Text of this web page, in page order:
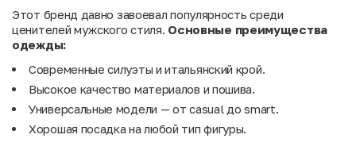
Этот бренд давно завоевал популярность среди
ценителей мужского стиля. Основные преимущества
одежды:
Современные силуэты и итальянский крой.
Высокое качество материалов и пошива.
Универсальные модели — от casual до smart.
Хорошая посадка на любой тип фигуры.